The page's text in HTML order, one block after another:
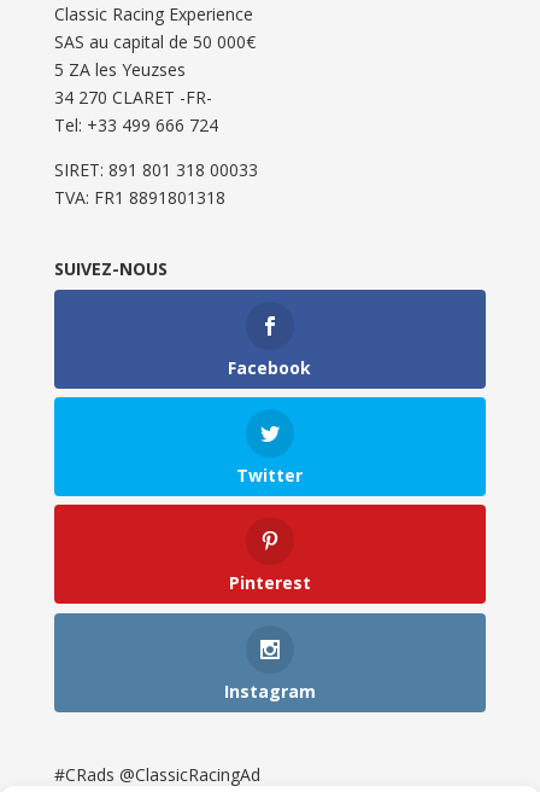
Classic Racing Experience
SAS au capital de 50 000€
5 ZA les Yeuzses
34 270 CLARET -FR-
Tel: ‭+33 499 666 724‬
SIRET: 891 801 318 00033
TVA: FR1 8891801318
SUIVEZ-NOUS
Facebook
Twitter
Pinterest
Instagram
#CRads @ClassicRacingAd